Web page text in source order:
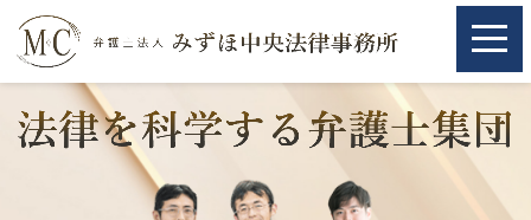
ホーム
ホーム